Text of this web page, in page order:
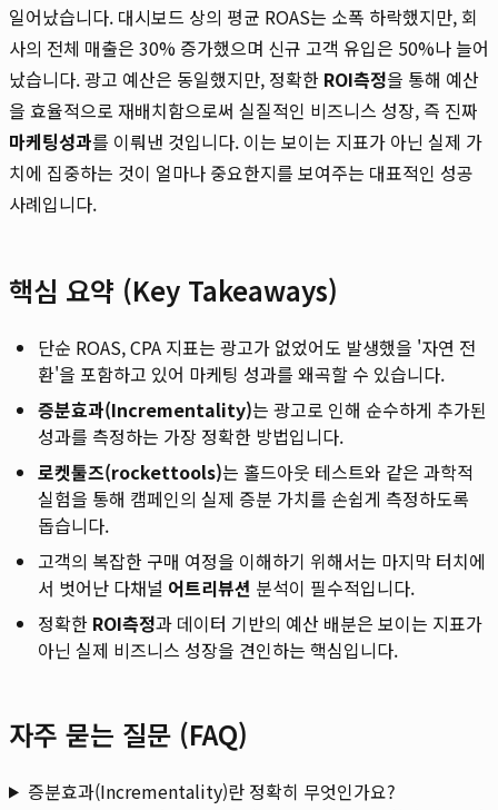
일어났습니다. 대시보드 상의 평균 ROAS는 소폭 하락했지만, 회
사의 전체 매출은 30% 증가했으며 신규 고객 유입은 50%나 늘어
났습니다. 광고 예산은 동일했지만, 정확한 ROI측정을 통해 예산
을 효율적으로 재배치함으로써 실질적인 비즈니스 성장, 즉 진짜
마케팅성과를 이뤄낸 것입니다. 이는 보이는 지표가 아닌 실제 가
치에 집중하는 것이 얼마나 중요한지를 보여주는 대표적인 성공
사례입니다.
핵심 요약 (Key Takeaways)
단순 ROAS, CPA 지표는 광고가 없었어도 발생했을 '자연 전
환'을 포함하고 있어 마케팅 성과를 왜곡할 수 있습니다.
증분효과(Incrementality)는 광고로 인해 순수하게 추가된
성과를 측정하는 가장 정확한 방법입니다.
로켓툴즈(rockettools)는 홀드아웃 테스트와 같은 과학적
실험을 통해 캠페인의 실제 증분 가치를 손쉽게 측정하도록
돕습니다.
고객의 복잡한 구매 여정을 이해하기 위해서는 마지막 터치에
서 벗어난 다채널 어트리뷰션 분석이 필수적입니다.
정확한 ROI측정과 데이터 기반의 예산 배분은 보이는 지표가
아닌 실제 비즈니스 성장을 견인하는 핵심입니다.
자주 묻는 질문 (FAQ)
증분효과(Incrementality)란 정확히 무엇인가요?